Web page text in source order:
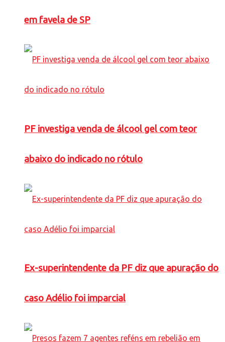
em favela de SP
PF investiga venda de álcool gel com teor
abaixo do indicado no rótulo
Ex-superintendente da PF diz que apuração do
caso Adélio foi imparcial